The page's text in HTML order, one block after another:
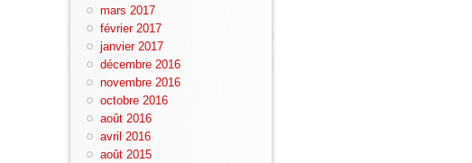
mars 2017
février 2017
janvier 2017
décembre 2016
novembre 2016
octobre 2016
août 2016
avril 2016
août 2015